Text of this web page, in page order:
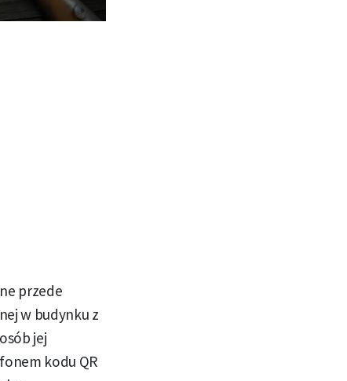
przede
w budynku z
jej
kodu QR